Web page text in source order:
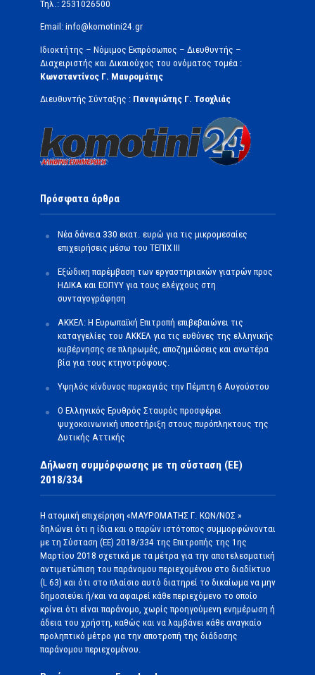
Τηλ.: 2531026500
Email: info@komotini24.gr
Ιδιοκτήτης – Νόμιμος Εκπρόσωπος – Διευθυντής –
Διαχειριστής και Δικαιούχος του ονόματος τομέα :
Κωνσταντίνος Γ. Μαυρομάτης
Διευθυντής Σύνταξης : Παναγιώτης Γ. Τσοχλιάς
Πρόσφατα άρθρα
Νέα δάνεια 330 εκατ. ευρώ για τις μικρομεσαίες
επιχειρήσεις μέσω του ΤΕΠΙΧ ΙΙΙ
Εξώδικη παρέμβαση των εργαστηριακών γιατρών προς
ΗΔΙΚΑ και ΕΟΠΥΥ για τους ελέγχους στη
συνταγογράφηση
ΑΚΚΕΛ: Η Ευρωπαϊκή Επιτροπή επιβεβαιώνει τις
καταγγελίες του ΑΚΚΕΛ για τις ευθύνες της ελληνικής
κυβέρνησης σε πληρωμές, αποζημιώσεις και ανωτέρα
βία για τους κτηνοτρόφους.
Υψηλός κίνδυνος πυρκαγιάς την Πέμπτη 6 Αυγούστου
Ο Ελληνικός Ερυθρός Σταυρός προσφέρει
ψυχοκοινωνική υποστήριξη στους πυρόπληκτους της
Δυτικής Αττικής
Δήλωση συμμόρφωσης με τη σύσταση (ΕΕ)
2018/334
Η ατομική επιχείρηση «ΜΑΥΡΟΜΑΤΗΣ Γ. ΚΩΝ/ΝΟΣ »
δηλώνει ότι η ίδια και ο παρών ιστότοπος συμμορφώνονται
με τη Σύσταση (ΕΕ) 2018/334 της Επιτροπής της 1ης
Μαρτίου 2018 σχετικά με τα μέτρα για την αποτελεσματική
αντιμετώπιση του παράνομου περιεχομένου στο διαδίκτυο
(L 63) και ότι στο πλαίσιο αυτό διατηρεί το δικαίωμα να μην
δημοσιεύει ή/και να αφαιρεί κάθε περιεχόμενο το οποίο
κρίνει ότι είναι παράνομο, χωρίς προηγούμενη ενημέρωση ή
άδεια του χρήστη, καθώς και να λαμβάνει κάθε αναγκαίο
προληπτικό μέτρο για την αποτροπή της διάδοσης
παράνομου περιεχομένου.